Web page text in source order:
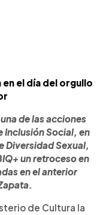
el día del orgullo
de las acciones
Inclusión Social, en
Diversidad Sexual,
un retroceso en
en el anterior
de Cultura la